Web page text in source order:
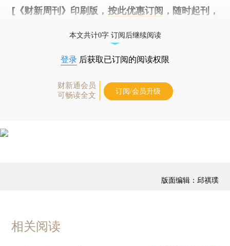
[《财新周刊》印刷版， 按此优惠订阅 ，随时起刊，
本文共计0字 订阅后继续阅读
登录 后获取已订阅的阅读权限
财新通会员
可畅读全文
订阅/会员升级
版面编辑：邱祺璞
相关阅读